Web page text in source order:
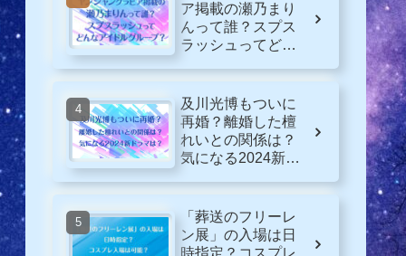
ア掲載の瀬乃まり
んって誰？スプス
ラッシュってどん
及川光博もついに
再婚？離婚した檀
れいとの関係は？
気になる2024新ド
「葬送のフリーレ
ン展」の入場は日
時指定？コスプレ